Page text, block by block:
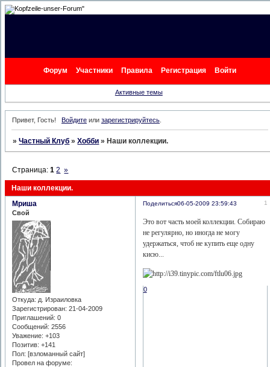
"
Форум Участники Правила Регистрация Войти
Активные темы
Привет, Гость! Войдитеили зарегистрируйтесь.
»Частный Клуб »Хобби » Наши коллекции.
Наши коллекции.
Страница:1 2 »
Поделиться 1
06-05-2009 23:59:43
Мриша
Свой
Откуда: д. Израиловка
Зарегистрирован: 21-04-2009
Приглашений: 0
Сообщений: 2556
Уважение: +103
Позитив: +141
Пол: [взломанный сайт]
Провел на форуме:
Это вот часть моей коллекции. Собираю
не регулярно, но иногда не могу
удержаться, чтоб не купить еще одну
кисю...
0